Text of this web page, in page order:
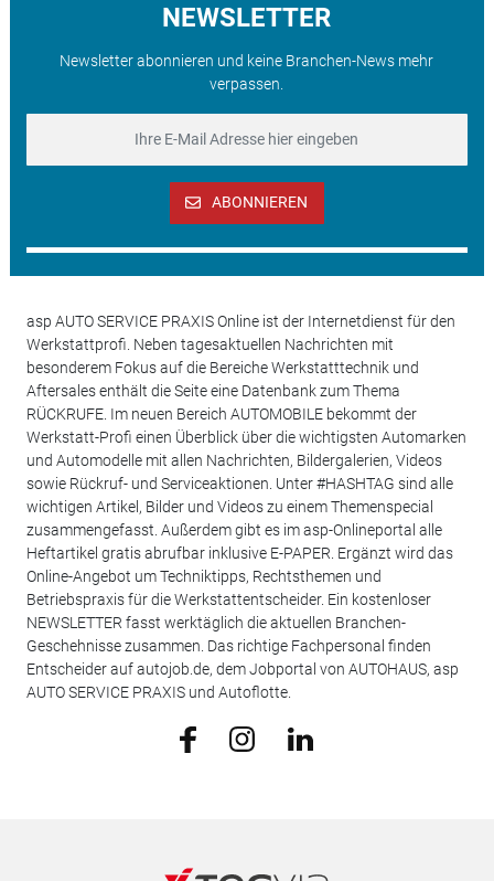
NEWSLETTER
Newsletter abonnieren und keine Branchen-News mehr
verpassen.
ABONNIEREN
asp AUTO SERVICE PRAXIS Online ist der Internetdienst für den
Werkstattprofi. Neben tagesaktuellen Nachrichten mit
besonderem Fokus auf die Bereiche Werkstatttechnik und
Aftersales enthält die Seite eine Datenbank zum Thema
RÜCKRUFE. Im neuen Bereich AUTOMOBILE bekommt der
Werkstatt-Profi einen Überblick über die wichtigsten Automarken
und Automodelle mit allen Nachrichten, Bildergalerien, Videos
sowie Rückruf- und Serviceaktionen. Unter #HASHTAG sind alle
wichtigen Artikel, Bilder und Videos zu einem Themenspecial
zusammengefasst. Außerdem gibt es im asp-Onlineportal alle
Heftartikel gratis abrufbar inklusive E-PAPER. Ergänzt wird das
Online-Angebot um Techniktipps, Rechtsthemen und
Betriebspraxis für die Werkstattentscheider. Ein kostenloser
NEWSLETTER fasst werktäglich die aktuellen Branchen-
Geschehnisse zusammen. Das richtige Fachpersonal finden
Entscheider auf autojob.de, dem Jobportal von AUTOHAUS, asp
AUTO SERVICE PRAXIS und Autoflotte.